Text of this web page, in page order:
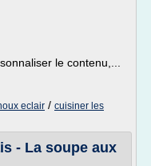
le contenu,...
eclair / cuisiner les
- La soupe aux